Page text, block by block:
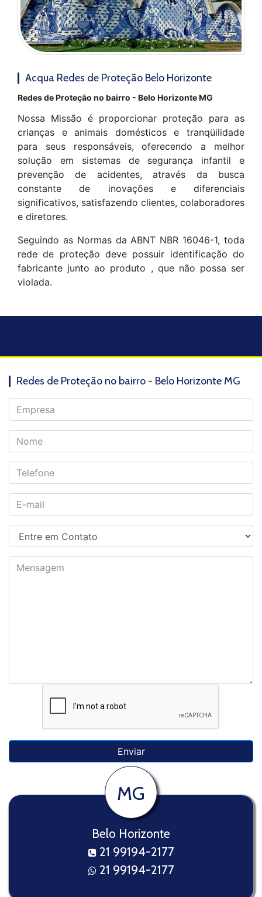
Acqua Redes de Proteção Belo Horizonte
Redes de Proteção no bairro - Belo Horizonte MG
Nossa Missão é proporcionar proteção para as
crianças e animais domésticos e tranqüilidade
para seus responsáveis, oferecendo a melhor
solução em sistemas de segurança infantil e
prevenção de acidentes, através da busca
constante de inovações e diferenciais
significativos, satisfazendo clientes, colaboradores
e diretores.
Seguindo as Normas da ABNT NBR 16046-1, toda
rede de proteção deve possuir identificação do
fabricante junto ao produto , que não possa ser
violada.
Redes de Proteção no bairro - Belo Horizonte MG
MG
Belo Horizonte
21 99194-2177
21 99194-2177